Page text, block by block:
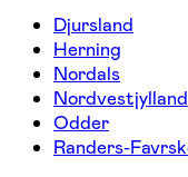
Djursland
Herning
Nordals
Nordvestjylland
Odder
Randers-